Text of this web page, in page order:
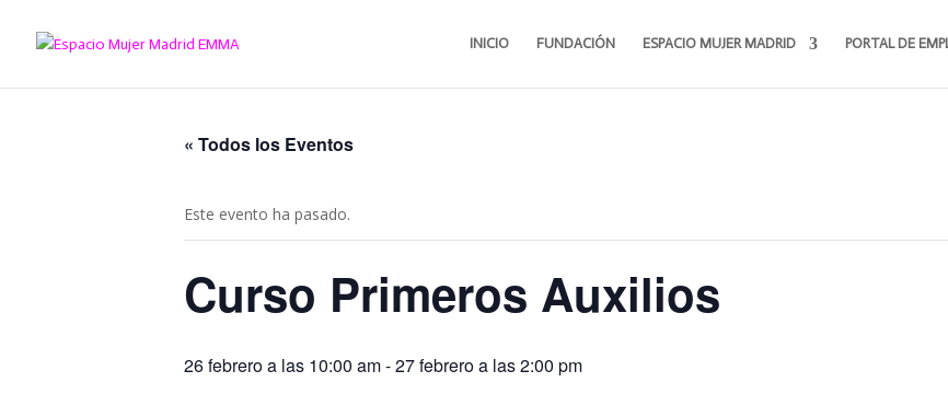
INICIO FUNDACIÓN ESPACIO MUJER MADRID PORTAL DE
« Todos los Eventos
Este evento ha pasado.
Curso Primeros Auxilios
26 febrero a las 10:00 am-27 febrero a las 2:00 pm